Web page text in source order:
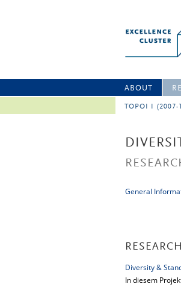
ABOUT
TOPOI I (2007-
General
Diversity &
In diesem